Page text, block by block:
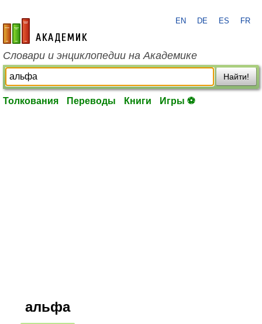
academic.ru
EN DE ES FR
Словари и энциклопедии на Академике
Найти!
Толкования Переводы Книги Игры ⚽
альфа